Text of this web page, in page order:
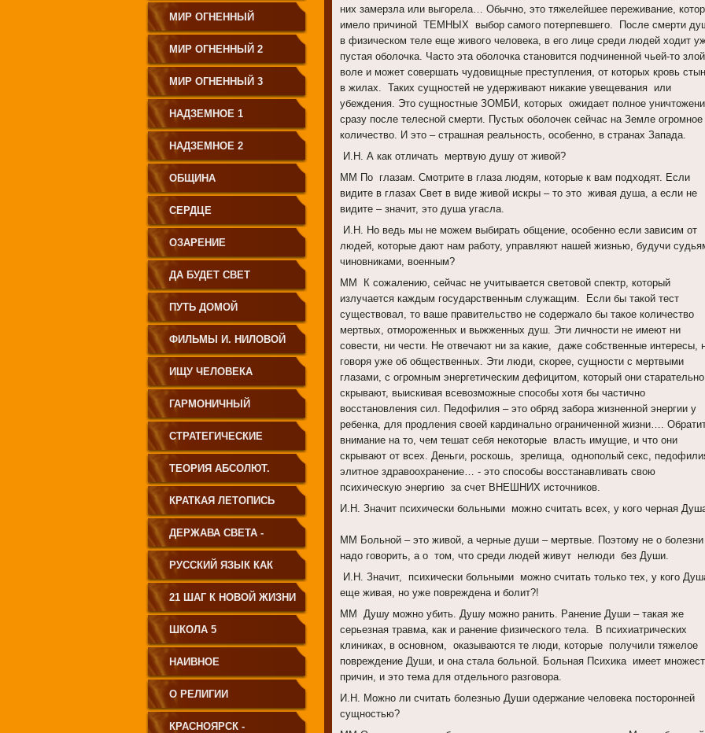
них замерзла или выгорела… Обычно, это тяжелейшее переживание,
имело причиной ТЕМНЫХ выбор самого потерпевшего. После смерти
в физическом теле еще живого человека, в его лице среди людей ходит
пустая оболочка. Часто эта оболочка становится подчиненной чьей-то злой
воле и может совершать чудовищные преступления, от которых кровь
в жилах. Таких сущностей не удерживают никакие увещевания или
убеждения. Это сущностные ЗОМБИ, которых ожидает полное
сразу после телесной смерти. Пустых оболочек сейчас на Земле огромное
количество. И это – страшная реальность, особенно, в странах Запада.
И.Н. А как отличать мертвую душу от живой?
ММ По глазам. Смотрите в глаза людям, которые к вам подходят. Если
видите в глазах Свет в виде живой искры – то это живая душа, а если не
видите – значит, это душа угасла.
И.Н. Но ведь мы не можем выбирать общение, особенно если зависим от
людей, которые дают нам работу, управляют нашей жизнью, будучи
чиновниками, военным?
ММ К сожалению, сейчас не учитывается световой спектр, который
излучается каждым государственным служащим. Если бы такой тест
существовал, то ваше правительство не содержало бы такое количество
мертвых, отмороженных и выжженных душ. Эти личности не имеют ни
совести, ни чести. Не отвечают ни за какие, даже собственные интересы,
говоря уже об общественных. Эти люди, скорее, сущности с мертвыми
глазами, с огромным энергетическим дефицитом, который они старательно
скрывают, выискивая всевозможные способы хотя бы частично
восстановления сил. Педофилия – это обряд забора жизненной энергии у
ребенка, для продления своей кардинально ограниченной жизни….
внимание на то, чем тешат себя некоторые власть имущие, и что они
скрывают от всех. Деньги, роскошь, зрелища, однополый секс,
элитное здравоохранение… - это способы восстанавливать свою
психическую энергию за счет ВНЕШНИХ источников.
И.Н. Значит психически больными можно считать всех, у кого черная
ММ Больной – это живой, а черные души – мертвые. Поэтому не о болезни
надо говорить, а о том, что среди людей живут нелюди без Души.
И.Н. Значит, психически больными можно считать только тех, у кого
еще живая, но уже повреждена и болит?!
ММ Душу можно убить. Душу можно ранить. Ранение Души – такая же
серьезная травма, как и ранение физического тела. В психиатрических
клиниках, в основном, оказываются те люди, которые получили тяжелое
повреждение Души, и она стала больной. Больная Психика имеет
причин, и это тема для отдельного разговора.
И.Н. Можно ли считать болезнью Души одержание человека посторонней
сущностью?
МИР ОГНЕННЫЙ
МИР ОГНЕННЫЙ 2
МИР ОГНЕННЫЙ 3
НАДЗЕМНОЕ 1
НАДЗЕМНОЕ 2
ОБЩИНА
СЕРДЦЕ
ОЗАРЕНИЕ
ДА БУДЕТ СВЕТ
ПУТЬ ДОМОЙ
ФИЛЬМЫ И. НИЛОВОЙ
ИЩУ ЧЕЛОВЕКА
ГАРМОНИЧНЫЙ
ЧЕЛОВЕК
СТРАТЕГИЧЕСКИЕ
ЧЕРТЫ УКЛАДА
ГОСУДАРСТВА
ПРИНЦИПИАЛЬНО
НОВОГО ТИПА
ТЕОРИЯ АБСОЛЮТ.
СВЕТА
КРАТКАЯ ЛЕТОПИСЬ
ЧЕЛОВЕЧЕСТВА
ДЕРЖАВА СВЕТА -
ВЕНЕЦ ЧЕЛОВЕЧЕСТВА
РУССКИЙ ЯЗЫК КАК
ЧАСТЬ МАТРИЦЫ
ТВОРЕНИЯ
21 ШАГ К НОВОЙ ЖИЗНИ
ШКОЛА 5
НАИВНОЕ
СВЕТОПРЕДСТАВЛЕНИЕ
О РЕЛИГИИ
КРАСНОЯРСК -